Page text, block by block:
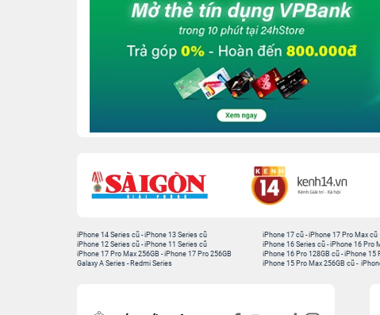
iPhone 14 Series cũ -iPhone 13 Series cũ
iPhone 12 Series cũ -iPhone 11 Series cũ
iPhone 17 Pro Max 256GB -iPhone 17 Pro 256GB
Galaxy A Series - Redmi Series
iPhone 17 cũ -iPhone 17 Pro Max cũ
iPhone 16 Series cũ - iPhone 16 Pro
iPhone 16 Pro 128GB cũ -iPhone 15
iPhone 15 Pro Max 256GB cũ -